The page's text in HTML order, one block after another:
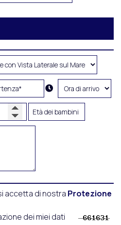
accetta di nostra Protezione
dei miei dati